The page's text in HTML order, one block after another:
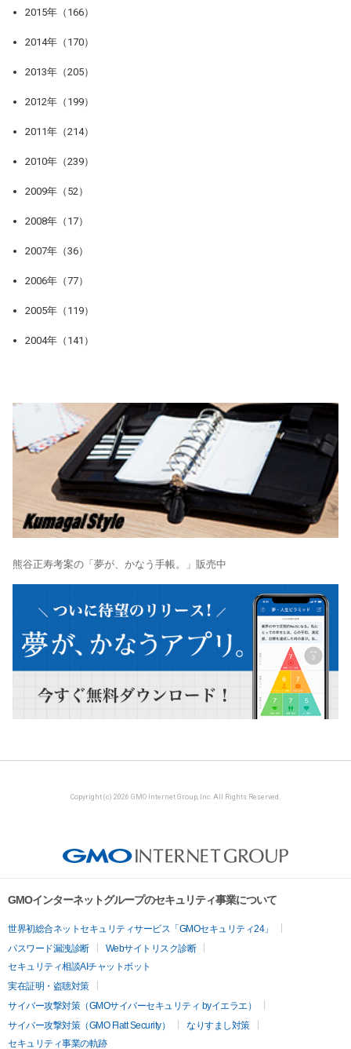
2015年（166）
2014年（170）
2013年（205）
2012年（199）
2011年（214）
2010年（239）
2009年（52）
2008年（17）
2007年（36）
2006年（77）
2005年（119）
2004年（141）
熊谷正寿考案の「夢が、かなう手帳。」販売中
Copyright (c) 2026 GMO Internet Group, Inc. All Rights Reserved.
GMOインターネットグループのセキュリティ事業について
世界初総合ネットセキュリティサービス「GMOセキュリティ24」
パスワード漏洩診断
Webサイトリスク診断
セキュリティ相談AIチャットボット
実在証明・盗聴対策
サイバー攻撃対策（GMOサイバーセキュリティ byイエラエ）
サイバー攻撃対策（GMO Flatt Security）
なりすまし対策
セキュリティ事業の軌跡